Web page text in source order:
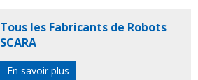
Tous les Fabricants de Robots
SCARA
En savoir plus